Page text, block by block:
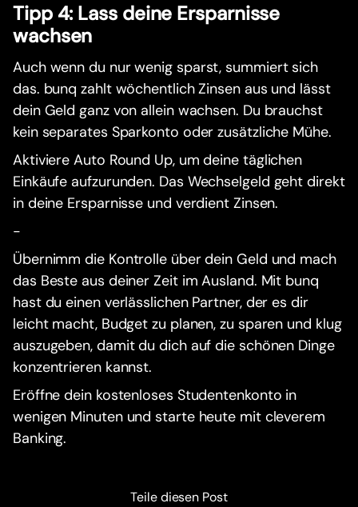
Tipp 4: Lass deine Ersparnisse
wachsen
Auch wenn du nur wenig sparst, summiert sich
das. bunq zahlt wöchentlich Zinsen aus und lässt
dein Geld ganz von allein wachsen. Du brauchst
kein separates Sparkonto oder zusätzliche Mühe.
Aktiviere Auto Round Up, um deine täglichen
Einkäufe aufzurunden. Das Wechselgeld geht direkt
in deine Ersparnisse und verdient Zinsen.
-
Übernimm die Kontrolle über dein Geld und mach
das Beste aus deiner Zeit im Ausland. Mit bunq
hast du einen verlässlichen Partner, der es dir
leicht macht, Budget zu planen, zu sparen und klug
auszugeben, damit du dich auf die schönen Dinge
konzentrieren kannst.
Eröffne dein kostenloses Studentenkonto in
wenigen Minuten und starte heute mit cleverem
Banking.
Teile diesen Post